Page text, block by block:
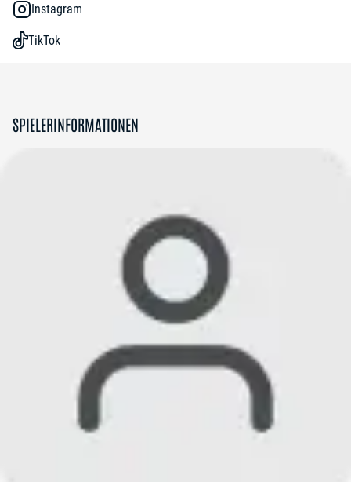
Instagram
TikTok
SPIELERINFORMATIONEN